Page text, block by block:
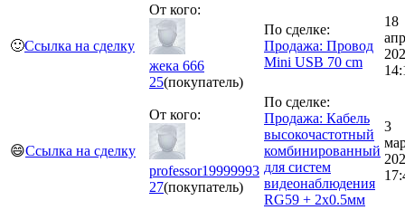
🙂Ссылка на сделку
От кого:
жека 666
25(покупатель)
По сделке:
Продажа: Провод
Mini USB 70 cm
18
апр
😄Ссылка на сделку
От кого:
professor19999993
27(покупатель)
По сделке:
Продажа: Кабель
высокочастотный
комбинированный
для систем
видеонаблюдения
RG59 + 2х0.5мм
3